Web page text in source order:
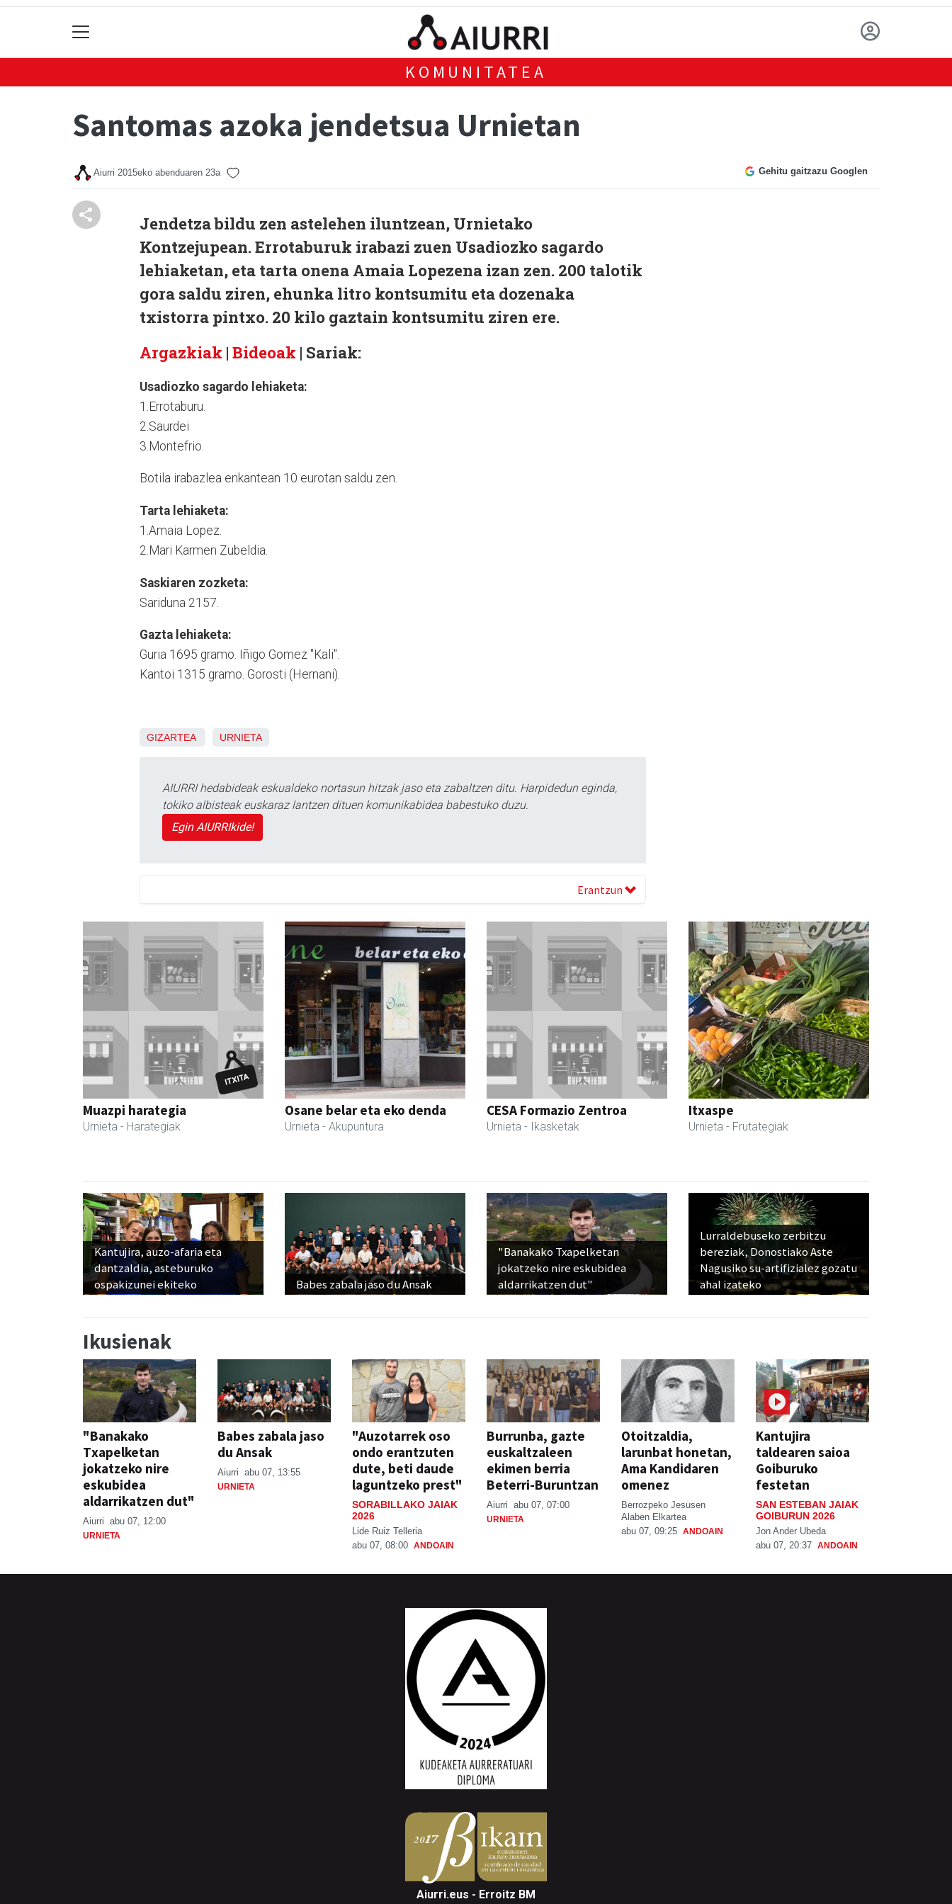
KOMUNITATEA
Santomas azoka jendetsua Urnietan
Aiurri 2015eko abenduaren 23a Gehitu gaitzazu Googlen
Jendetza bildu zen astelehen iluntzean, Urnietako
Kontzejupean. Errotaburuk irabazi zuen Usadiozko sagardo
lehiaketan, eta tarta onena Amaia Lopezena izan zen. 200 talotik
gora saldu ziren, ehunka litro kontsumitu eta dozenaka
txistorra pintxo. 20 kilo gaztain kontsumitu ziren ere.
Argazkiak | Bideoak | Sariak:
Usadiozko sagardo lehiaketa:
1.Errotaburu.
2.Saurdei
3.Montefrio.
Botila irabazlea enkantean 10 eurotan saldu zen.
Tarta lehiaketa:
1.Amaia Lopez.
2.Mari Karmen Zubeldia.
Saskiaren zozketa:
Sariduna 2157.
Gazta lehiaketa:
Guria 1695 gramo. Iñigo Gomez "Kali".
Kantoi 1315 gramo. Gorosti (Hernani).
GIZARTEA URNIETA
AIURRI hedabideak eskualdeko nortasun hitzak jaso eta zabaltzen ditu. Harpidedun eginda,
tokiko albisteak euskaraz lantzen dituen komunikabidea babestuko duzu.
Egin AIURRIkide!
Erantzun
Muazpi harategia
Urnieta - Harategiak
Osane belar eta eko denda
Urnieta - Akupuntura
CESA Formazio Zentroa
Urnieta - Ikasketak
Itxaspe
Urnieta - Frutategiak
Kantujira, auzo-afaria eta
dantzaldia, asteburuko
ospakizunei ekiteko
Babes zabala jaso du Ansak
"Banakako Txapelketan
jokatzeko nire eskubidea
aldarrikatzen dut"
Lurraldebuseko zerbitzu
bereziak, Donostiako Aste
Nagusiko su-artifizialez gozatu
ahal izateko
Ikusienak
"Banakako
Txapelketan
jokatzeko nire
eskubidea
aldarrikatzen dut"
Aiurri abu 07, 12:00
URNIETA
Babes zabala jaso
du Ansak
Aiurri abu 07, 13:55
URNIETA
"Auzotarrek oso
ondo erantzuten
dute, beti daude
laguntzeko prest"
SORABILLAKO JAIAK
2026
Lide Ruiz Telleria
abu 07, 08:00 ANDOAIN
Burrunba, gazte
euskaltzaleen
ekimen berria
Beterri-Buruntzan
Aiurri abu 07, 07:00
URNIETA
Otoitzaldia,
larunbat honetan,
Ama Kandidaren
omenez
Berrozpeko Jesusen
Alaben Elkartea
abu 07, 09:25 ANDOAIN
Kantujira
taldearen saioa
Goiburuko
festetan
SAN ESTEBAN JAIAK
GOIBURUN 2026
Jon Ander Ubeda
abu 07, 20:37 ANDOAIN
Aiurri.eus - Erroitz BM